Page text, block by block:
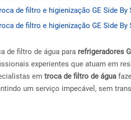
de filtro e higienização GE Side By
de filtro e higienização GE Side By
de filtro de água para refrigeradores
experientes que atuam em
em troca de filtro de água
um serviço impecável, sem